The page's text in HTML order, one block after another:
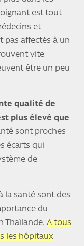
est tout
et
pas affectés à un
vite
être un peu
qualité de
plus élevé que
sont proches
écarts qui
de
la santé sont des
du
Thaïlande. A tous
les hôpitaux